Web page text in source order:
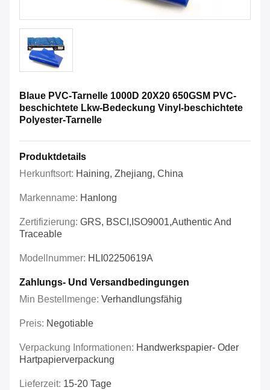
Blaue PVC-Tarnelle 1000D 20X20 650GSM PVC-
beschichtete Lkw-Bedeckung Vinyl-beschichtete
Polyester-Tarnelle
Produktdetails
Herkunftsort: Haining, Zhejiang, China
Markenname: Hanlong
Zertifizierung: GRS, BSCI,ISO9001,Authentic And
Traceable
Modellnummer: HLI02250619A
Zahlungs- Und Versandbedingungen
Min Bestellmenge: Verhandlungsfähig
Preis: Negotiable
Verpackung Informationen: Handwerkspapier- Oder
Hartpapierverpackung
Lieferzeit: 15-20 Tage